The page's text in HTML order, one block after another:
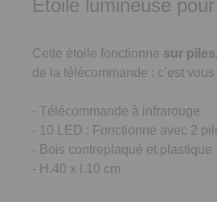
Etoile lumineuse
Cette étoile fonctionne sur
de la télécommande : c’est
- Télécommande à infrarouge
- 10 LED : Fonctionne avec 2
- Bois contreplaqué et plastique
- H.40 x l.10 cm